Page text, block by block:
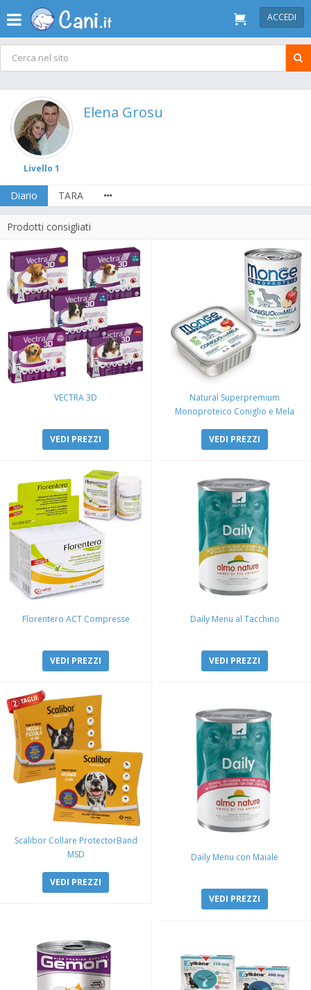
ACCEDI
Livello 1
Elena Grosu
Diario TARA
Prodotti consigliati
VECTRA 3D
VEDI PREZZI
Natural Superpremium
Monoproteico Coniglio e Mela
VEDI PREZZI
Florentero ACT Compresse
VEDI PREZZI
Daily Menu al Tacchino
VEDI PREZZI
Scalibor Collare ProtectorBand
MSD
VEDI PREZZI
Daily Menu con Maiale
VEDI PREZZI